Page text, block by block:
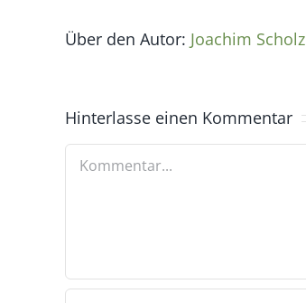
Über den Autor: Joachim Scholz
Hinterlasse einen Kommentar
Kommentar